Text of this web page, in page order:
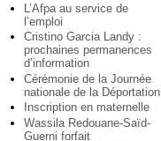
L’Afpa au service de
l’emploi
Cristino Garcia Landy :
prochaines permanences
d’information
Cérémonie de la Journée
nationale de la Déportation
Inscription en maternelle
Wassila Redouane-Saïd-
Guerni forfait